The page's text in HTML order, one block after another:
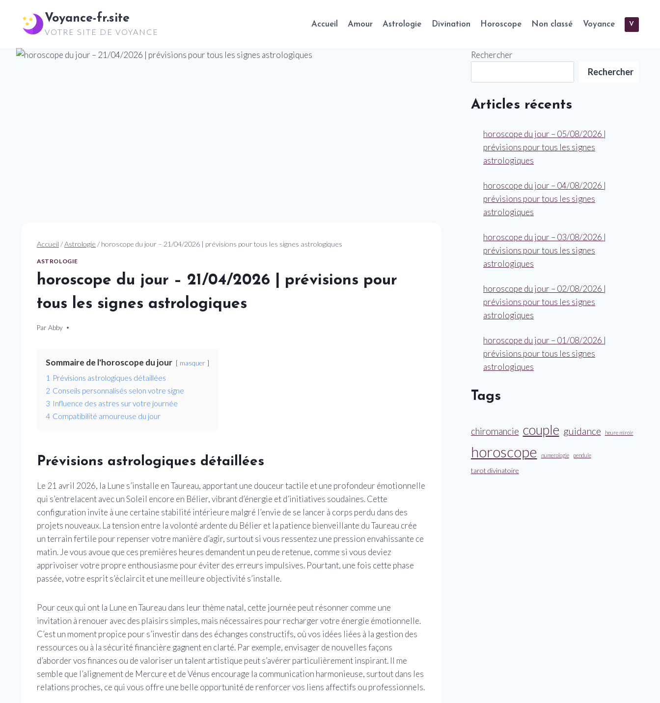
contenu
Voyance-fr.site
VOTRE SITE DE VOYANCE
Accueil Amour Astrologie Divination Horoscope Non classé Voyance V
Accueil /Astrologie / horoscope du jour – 21/04/2026 | prévisions pour tous les signes astrologiques
ASTROLOGIE
horoscope du jour – 21/04/2026 | prévisions pour
tous les signes astrologiques
Par Abby
21 avril 2026
Sommaire de l'horoscope du jour masquer
1 Prévisions astrologiques détaillées
2 Conseils personnalisés selon votre signe
3 Influence des astres sur votre journée
4 Compatibilité amoureuse du jour
Prévisions astrologiques détaillées
Le 21 avril 2026, la Lune s’installe en Taureau, apportant une douceur tactile et une profondeur émotionnelle
qui s’entrelacent avec un Soleil encore en Bélier, vibrant d’énergie et d’initiatives soudaines. Cette
configuration invite à une certaine stabilité intérieure malgré l’envie de se lancer à corps perdu dans des
projets nouveaux. La tension entre la volonté ardente du Bélier et la patience bienveillante du Taureau crée
un terrain fertile pour repenser votre manière d’agir, surtout si vous ressentez une pression envahissante ce
matin. Je vous avoue que ces premières heures demandent un peu de retenue, comme si vous deviez
apprivoiser votre propre enthousiasme pour éviter des erreurs impulsives. Pourtant, une fois cette phase
passée, votre esprit s’éclaircit et une meilleure objectivité s’installe.
Pour ceux qui ont la Lune en Taureau dans leur thème natal, cette journée peut résonner comme une
invitation à renouer avec des plaisirs simples, mais nécessaires pour recharger votre énergie émotionnelle.
C’est un moment propice pour s’investir dans des échanges constructifs, où vos idées liées à la gestion des
ressources ou à la sécurité financière gagnent en clarté. Par exemple, envisager de nouvelles façons
d’aborder vos finances ou de valoriser un talent artistique peut s’avérer particulièrement inspirant. Il me
semble que l’alignement de Mercure et de Vénus encourage la communication harmonieuse, surtout dans les
relations proches, ce qui vous offre une belle opportunité de renforcer vos liens affectifs ou professionnels.
Rechercher
Rechercher
Articles récents
horoscope du jour – 05/08/2026 |
prévisions pour tous les signes
astrologiques
horoscope du jour – 04/08/2026 |
prévisions pour tous les signes
astrologiques
horoscope du jour – 03/08/2026 |
prévisions pour tous les signes
astrologiques
horoscope du jour – 02/08/2026 |
prévisions pour tous les signes
astrologiques
horoscope du jour – 01/08/2026 |
prévisions pour tous les signes
astrologiques
Tags
chiromancie couple guidance heure miroir
horoscope numerologie pendule
tarot divinatoire